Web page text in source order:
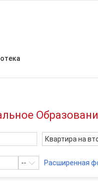
Квартира на
-- Расширенная